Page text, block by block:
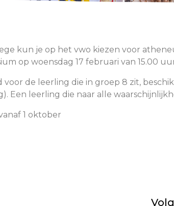
kun je op het vwo kiezen voor
op woensdag 17 februari van 15.00
voor de leerling die in groep 8 zit,
Een leerling die naar alle
1 oktober